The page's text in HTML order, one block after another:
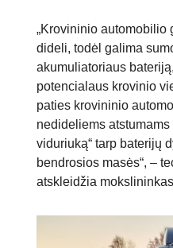
„Krovininio automobilio
dideli, todėl galima
akumuliatoriaus
potencialaus krovinio
paties krovininio
nedideliems
viduriuką“ tarp baterijų
bendrosios masės“, –
atskleidžia